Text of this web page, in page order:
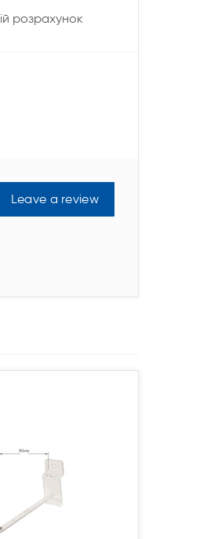
розрахунок
Leave a review